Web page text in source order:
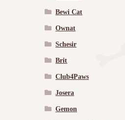
Bewi Cat
Ownat
Schesir
Brit
Club4Paws
Josera
Gemon